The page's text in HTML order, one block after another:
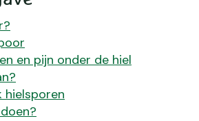
en pijn onder de hiel
hielsporen